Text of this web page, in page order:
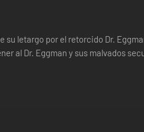
letargo por el retorcido Dr.
al Dr. Eggman y sus malvados